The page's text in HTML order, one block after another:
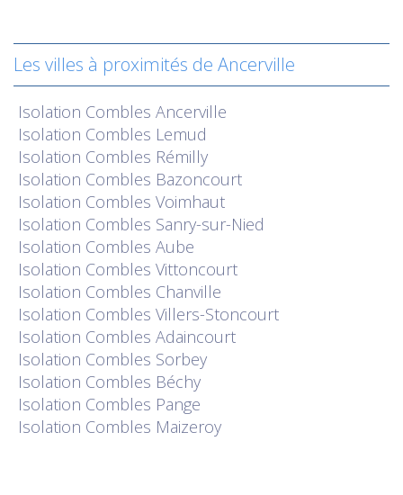
Les villes à proximités de Ancerville
Isolation Combles Ancerville
Isolation Combles Lemud
Isolation Combles Rémilly
Isolation Combles Bazoncourt
Isolation Combles Voimhaut
Isolation Combles Sanry-sur-Nied
Isolation Combles Aube
Isolation Combles Vittoncourt
Isolation Combles Chanville
Isolation Combles Villers-Stoncourt
Isolation Combles Adaincourt
Isolation Combles Sorbey
Isolation Combles Béchy
Isolation Combles Pange
Isolation Combles Maizeroy